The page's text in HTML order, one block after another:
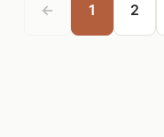
← 1 2